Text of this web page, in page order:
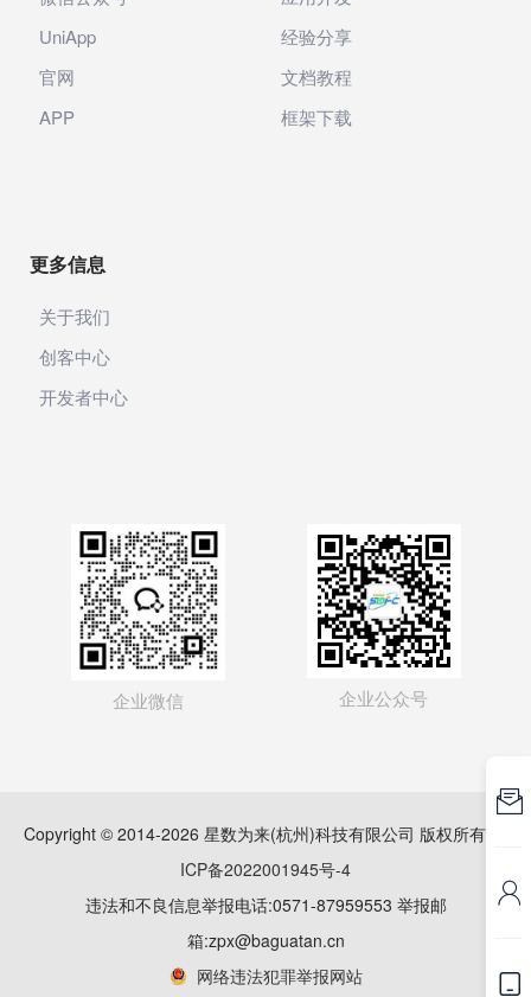
UniApp
官网
APP
经验分享
文档教程
框架下载
更多信息
关于我们
创客中心
开发者中心
企业微信 企业公众号
Copyright © 2014-2026 星数为来(杭州)科技有限公司 版权所有
ICP备2022001945号-4
违法和不良信息举报电话:0571-87959553 举报邮
箱:zpx@baguatan.cn
网络违法犯罪举报网站


